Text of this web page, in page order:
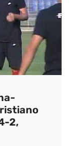
2,